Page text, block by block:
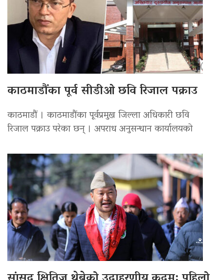
काठमाडौंका पूर्व सीडीओ छवि रिजाल पक्राउ
काठमाडौं । काठमाडौंका पूर्वप्रमुख जिल्ला अधिकारी छवि
रिजाल पक्राउ परेका छन् । अपराध अनुसन्धान कार्यालयको